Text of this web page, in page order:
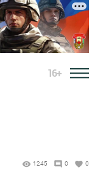
16+
1245 0 0